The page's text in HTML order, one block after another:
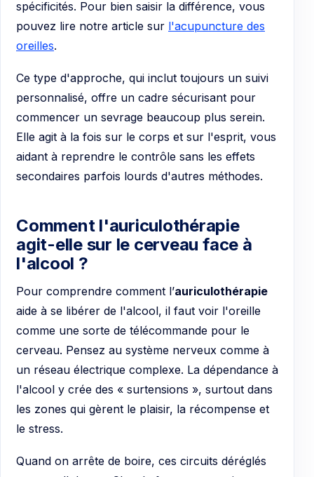
spécificités. Pour bien saisir la différence, vous
pouvez lire notre article sur l'acupuncture des
oreilles.
Ce type d'approche, qui inclut toujours un suivi
personnalisé, offre un cadre sécurisant pour
commencer un sevrage beaucoup plus serein.
Elle agit à la fois sur le corps et sur l'esprit, vous
aidant à reprendre le contrôle sans les effets
secondaires parfois lourds d'autres méthodes.
Comment l'auriculothérapie
agit-elle sur le cerveau face à
l'alcool ?
Pour comprendre comment l’auriculothérapie
aide à se libérer de l'alcool, il faut voir l'oreille
comme une sorte de télécommande pour le
cerveau. Pensez au système nerveux comme à
un réseau électrique complexe. La dépendance à
l'alcool y crée des « surtensions », surtout dans
les zones qui gèrent le plaisir, la récompense et
le stress.
Quand on arrête de boire, ces circuits déréglés